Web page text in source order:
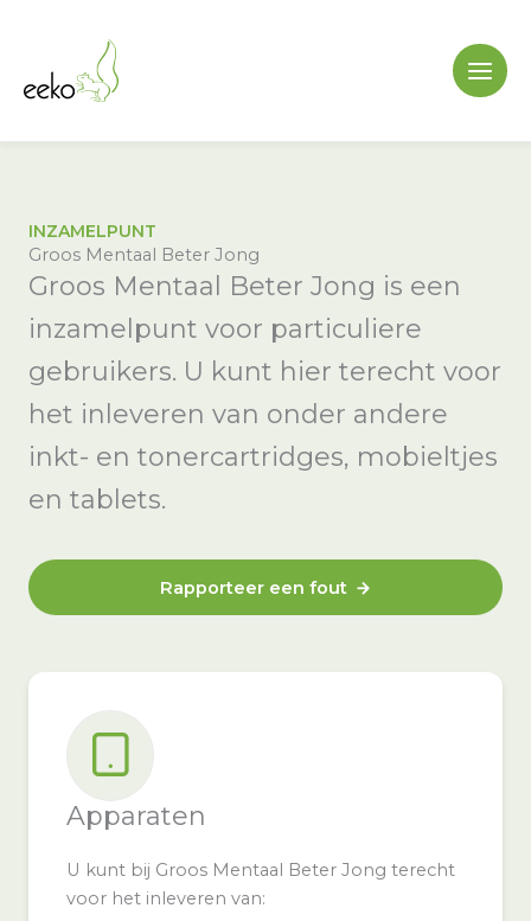
inhoud
INZAMELPUNT
Groos Mentaal Beter Jong
Groos Mentaal Beter Jong is een
inzamelpunt voor particuliere
gebruikers. U kunt hier terecht voor
het inleveren van onder andere
inkt- en tonercartridges, mobieltjes
en tablets.
Rapporteer een fout
Apparaten
U kunt bij Groos Mentaal Beter Jong terecht
voor het inleveren van: